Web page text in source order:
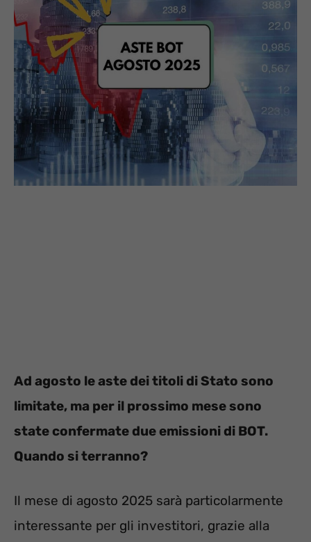
Ad agosto le aste dei titoli di Stato sono
limitate, ma per il prossimo mese sono
state confermate due emissioni di BOT.
Quando si terranno?
Il mese di agosto 2025 sarà particolarmente
interessante per gli investitori, grazie alla